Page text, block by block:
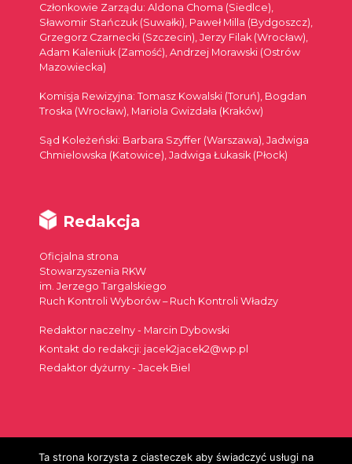
Członkowie Zarządu: Aldona Choma (Siedlce),
Sławomir Stańczuk (Suwałki), Paweł Milla (Bydgoszcz),
Grzegorz Czarnecki (Szczecin), Jerzy Filak (Wrocław),
Adam Kaleniuk (Zamość), Andrzej Morawski (Ostrów
Mazowiecka)
Komisja Rewizyjna: Tomasz Kowalski (Toruń), Bogdan
Troska (Wrocław), Mariola Gwizdała (Kraków)
Sąd Koleżeński: Barbara Szyffer (Warszawa), Jadwiga
Chmielowska (Katowice), Jadwiga Łukasik (Płock)
Redakcja
Oficjalna strona
Stowarzyszenia RKW
im. Jerzego Targalskiego
Ruch Kontroli Wyborów – Ruch Kontroli Władzy
Redaktor naczelny - Marcin Dybowski
Kontakt do redakcji: jacek2jacek2@wp.pl
Redaktor dyżurny - Jacek Biel
Ta strona korzysta z ciasteczek aby świadczyć usługi na